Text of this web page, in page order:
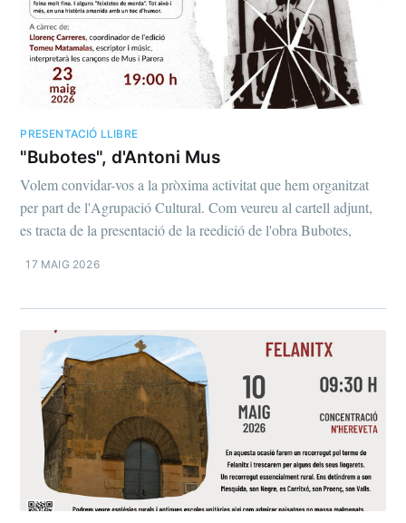
PRESENTACIÓ LLIBRE
"Bubotes", d'Antoni Mus
Volem convidar-vos a la pròxima activitat que hem organitzat
per part de l'Agrupació Cultural. Com veureu al cartell adjunt,
es tracta de la presentació de la reedició de l'obra Bubotes,
17 MAIG 2026